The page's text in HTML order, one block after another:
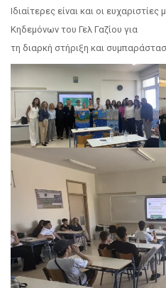
Ιδιαίτερες είναι και οι
Κηδεμόνων του Γελ Γαζίου για
τη διαρκή στήριξη και